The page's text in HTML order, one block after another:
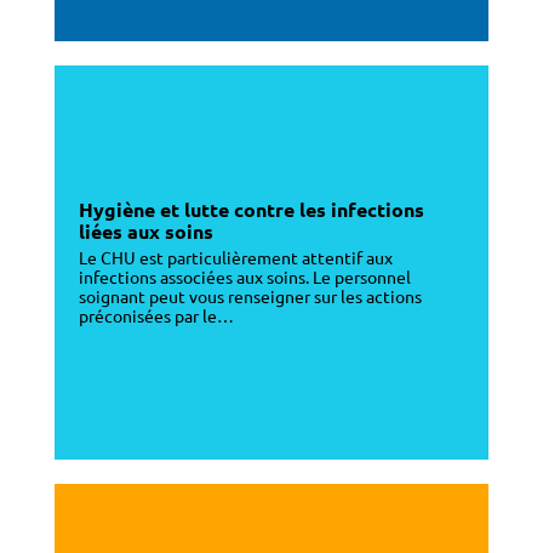
Hygiène et lutte contre les infections
liées aux soins
Le CHU est particulièrement attentif aux
infections associées aux soins. Le personnel
soignant peut vous renseigner sur les actions
préconisées par le…